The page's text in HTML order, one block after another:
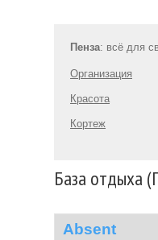
Пенза: всё для
Организация
Красота
Кортеж
База отдыха
Absent